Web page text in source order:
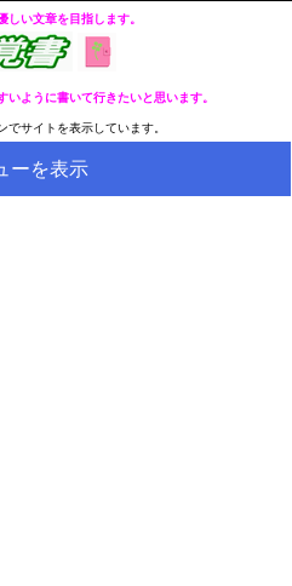
しい文章を目指します。
ように書いて行きたいと思います。
でサイトを表示しています。
ーを表示